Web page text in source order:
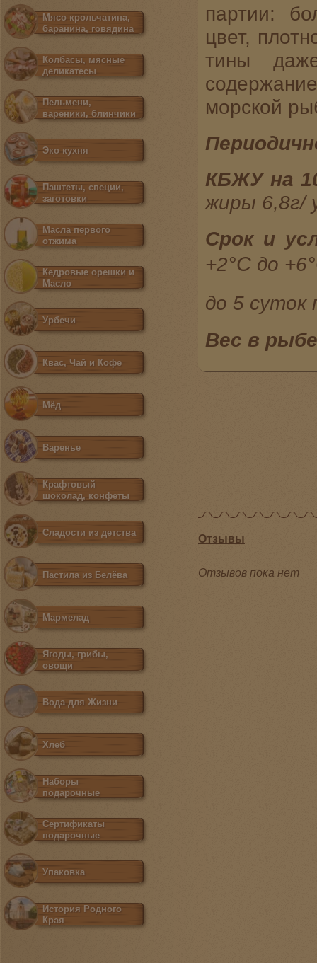
партии:
цвет,
тины
морской
КБЖУ на
жиры 6,8г/
Срок и
+2°С до +6
до 5 суток
Вес в
Отзывы
Отзывов пока нет
Мясо крольчатина,
баранина, говядина
Колбасы, мясные
деликатесы
Пельмени,
вареники, блинчики
Эко кухня
Паштеты, специи,
заготовки
Масла первого
отжима
Кедровые орешки и
Масло
Урбечи
Квас, Чай и Кофе
Мёд
Варенье
Крафтовый
шоколад, конфеты
Сладости из детства
Пастила из Белёва
Мармелад
Ягоды, грибы,
овощи
Вода для Жизни
Хлеб
Наборы
подарочные
Сертификаты
подарочные
Упаковка
История Родного
Края